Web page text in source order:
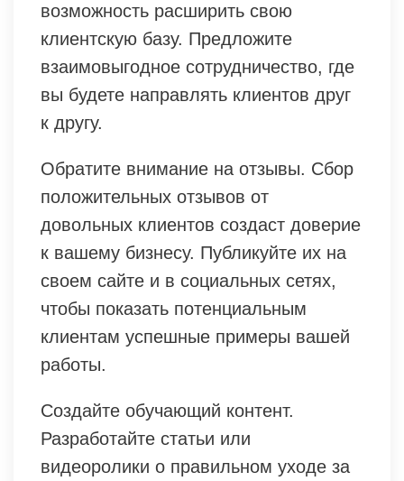
возможность расширить свою
клиентскую базу. Предложите
взаимовыгодное сотрудничество, где
вы будете направлять клиентов друг
к другу.
Обратите внимание на отзывы. Сбор
положительных отзывов от
довольных клиентов создаст доверие
к вашему бизнесу. Публикуйте их на
своем сайте и в социальных сетях,
чтобы показать потенциальным
клиентам успешные примеры вашей
работы.
Создайте обучающий контент.
Разработайте статьи или
видеоролики о правильном уходе за